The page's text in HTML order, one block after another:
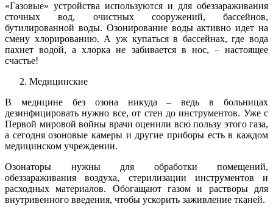
«Газовые» устройства используются и для обеззараживания
сточных вод, очистных сооружений, бассейнов,
бутилированной воды. Озонирование воды активно идет на
смену хлорированию. А уж купаться в бассейнах, где вода
пахнет водой, а хлорка не забивается в нос, – настоящее
счастье!
Медицинские
В медицине без озона никуда – ведь в больницах
дезинфицировать нужно все, от стен до инструментов. Уже с
Первой мировой войны врачи оценили всю пользу этого газа,
а сегодня озоновые камеры и другие приборы есть в каждом
медицинском учреждении.
Озонаторы нужны для обработки помещений,
обеззараживания воздуха, стерилизации инструментов и
расходных материалов. Обогащают газом и растворы для
внутривенного введения, чтобы ускорить заживление тканей.